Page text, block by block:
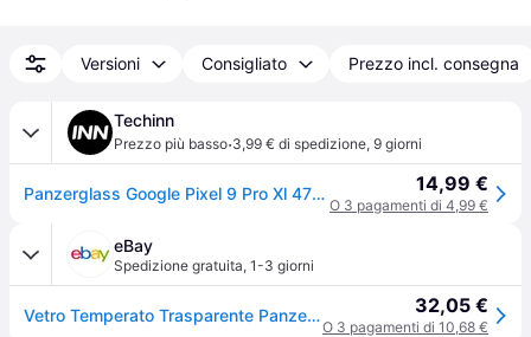
Versioni Consigliato Prezzo incl. consegna
Techinn
Prezzo più basso·3,99 € di spedizione, 9 giorni
Panzerglass Google Pixel 9 Pro Xl 4786 Screen Protector Trasparente 14,99 €
O 3 pagamenti di 4,99 €
eBay
Spedizione gratuita, 1-3 giorni
Vetro Temperato Trasparente Panzerglass Per Google Pixel 9 Pro Xl 32,05 €
O 3 pagamenti di 10,68 €